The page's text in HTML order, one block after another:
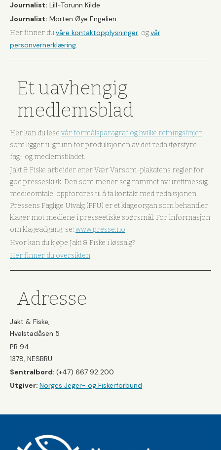
Journalist: Lill-Torunn Kilde
Journalist: Morten Øye Engelien
Her finner duvåre kontaktopplysninger, ogvår
personvernerklæring.
Et uavhengig
medlemsblad
Her kan du lese vår formålsparagraf og hvilke retningslinjer
som ligger til grunn for produksjonen av det redaktørstyre
fag- og medlemsbladet.
Jakt & Fiske arbeider etter Vær Varsom-plakatens regler for
god presseskikk. Den som mener seg rammet av urettmessig
medieomtale, oppfordres til å ta kontakt med redaksjonen.
Pressens Faglige Utvalg (PFU) er et klageorgan som behandler
klager mot mediene i presseetiske spørsmål. For informasjon
om klageadgang, se: www.presse.no
Hvor kan du kjøpe Jakt & Fiske i løssalg?
Her finner du oversikten
Adresse
Jakt & Fiske,
Hvalstadåsen 5
PB 94
1378, NESBRU
Sentralbord: (+47) 667 92 200
Utgiver: Norges Jeger- og Fiskerforbund